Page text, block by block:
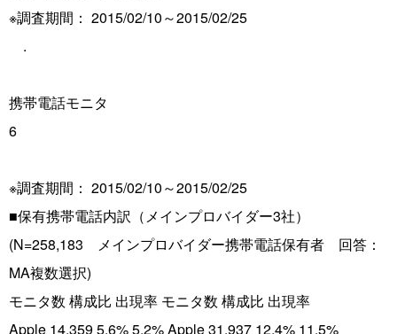
※調査期間： 2015/02/10～2015/02/25
.
携帯電話モニタ
6
※調査期間： 2015/02/10～2015/02/25
■保有携帯電話内訳（メインプロバイダー3社）
(N=258,183 メインプロバイダー携帯電話保有者 回答：
MA複数選択)
モニタ数 構成比 出現率 モニタ数 構成比 出現率
Apple 14,359 5.6% 5.2% Apple 31,937 12.4% 11.5%